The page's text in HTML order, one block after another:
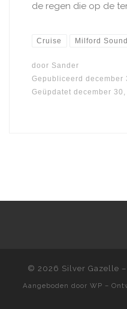
de regen die op de
Cruise Milford Sound
door Sander
Gepubliceerd december
Geüpdatet december 30,
© 2026 Silver Gazelle
Aangeboden door WP –